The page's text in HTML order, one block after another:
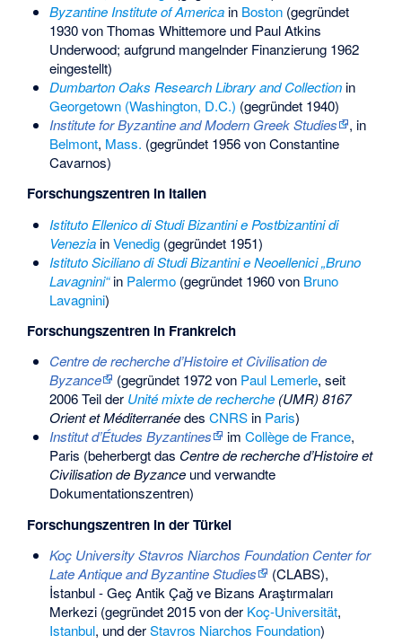
Byzantine Institute of Americain Boston(gegründet
1930 von Thomas Whittemore und Paul Atkins
Underwood; aufgrund mangelnder Finanzierung 1962
eingestellt)
Dumbarton Oaks Research Library and Collectionin
Georgetown (Washington, D.C.) (gegründet 1940)
Institute for Byzantine and Modern Greek Studies
, in
Belmont, Mass. (gegründet 1956 vonConstantine
Cavarnos)
Forschungszentren in Italien
Istituto Ellenico di Studi Bizantini e Postbizantini di
VeneziainVenedig(gegründet 1951)
Istituto Siciliano di Studi Bizantini e Neoellenici „Bruno
Lavagnini“in Palermo(gegründet 1960 von Bruno
Lavagnini)
Forschungszentren in Frankreich
Centre de recherche d’Histoire et Civilisation de
Byzance
(gegründet 1972 von Paul Lemerle, seit
2006 Teil der Unité mixte de recherche(UMR) 8167
Orient et Méditerranéedes CNRSin Paris)
Institut d’Études Byzantines
im Collège de France,
Paris (beherbergt das Centre de recherche d’Histoire et
Civilisation de Byzanceund verwandte
Dokumentationszentren)
Forschungszentren in der Türkei
Koç University Stavros Niarchos Foundation Center for
Late Antique and Byzantine Studies
(CLABS),
İstanbul - Geç Antik Çağ ve Bizans Araştırmaları
Merkezi (gegründet 2015 von der Koç-Universität,
Istanbul, und derStavros Niarchos Foundation)